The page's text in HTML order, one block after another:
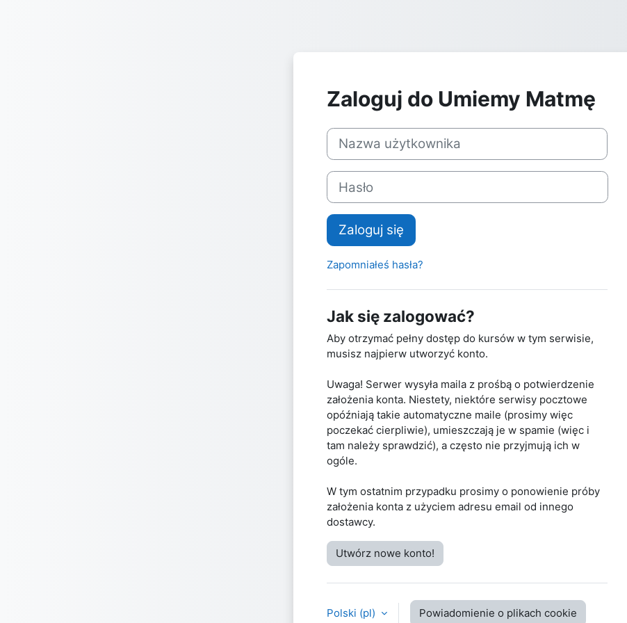
Zaloguj do Umiemy Matmę
Pomiń tworzenie nowego konta
Nazwa użytkownika
Hasło
Zaloguj się
Zapomniałeś hasła?
Jak się zalogować?
Aby otrzymać pełny dostęp do kursów w tym serwisie,
musisz najpierw utworzyć konto.
Uwaga! Serwer wysyła maila z prośbą o potwierdzenie
założenia konta. Niestety, niektóre serwisy pocztowe
opóźniają takie automatyczne maile (prosimy więc
poczekać cierpliwie), umieszczają je w spamie (więc i
tam należy sprawdzić), a często nie przyjmują ich w
ogóle.
W tym ostatnim przypadku prosimy o ponowienie próby
założenia konta z użyciem adresu email od innego
dostawcy.
Utwórz nowe konto!
Polski ‎(pl)‎ Powiadomienie o plikach cookie